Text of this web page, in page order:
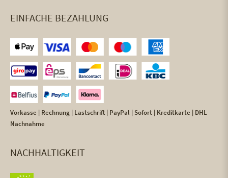
EINFACHE BEZAHLUNG
Vorkasse | Rechnung | Lastschrift | PayPal | Sofort | Kreditkarte | DHL
Nachnahme
NACHHALTIGKEIT